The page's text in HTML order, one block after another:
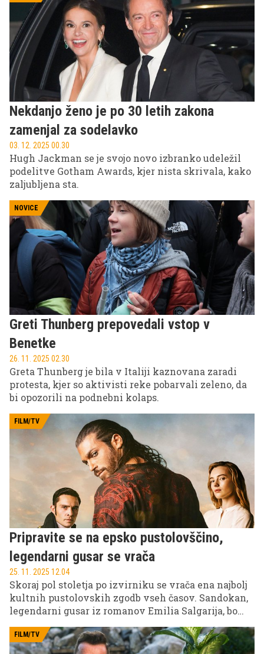
Nekdanjo ženo je po 30 letih zakona
zamenjal za sodelavko
03. 12. 2025 00.30
Hugh Jackman se je svojo novo izbranko udeležil
podelitve Gotham Awards, kjer nista skrivala, kako
zaljubljena sta.
NOVICE
Greti Thunberg prepovedali vstop v
Benetke
26. 11. 2025 02.30
Greta Thunberg je bila v Italiji kaznovana zaradi
protesta, kjer so aktivisti reke pobarvali zeleno, da
bi opozorili na podnebni kolaps.
FILM/TV
Pripravite se na epsko pustolovščino,
legendarni gusar se vrača
25. 11. 2025 12.04
Skoraj pol stoletja po izvirniku se vrača ena najbolj
kultnih pustolovskih zgodb vseh časov. Sandokan,
legendarni gusar iz romanov Emilia Salgarija, bo
tega desetletja. Pričakujte epsko pripoved,
romantične strasti in produkcijo na najvišjem
FILM/TV